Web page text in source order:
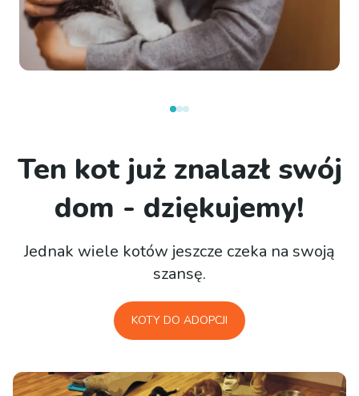
Ten kot już znalazł swój
dom - dziękujemy!
Jednak wiele kotów jeszcze czeka na swoją
szansę.
KOTY DO ADOPCJI